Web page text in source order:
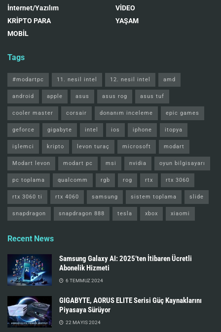
İnternet/Yazılım
KRİPTO PARA
MOBİL
VİDEO
YAŞAM
Tags
#modartpc 11. nesil intel 12. nesil intel amd
android apple asus asus rog asus tuf
cooler master corsair donanım inceleme epic games
geforce gigabyte intel ios iphone itopya
işlemci kripto levon turaç microsoft modart
Modart levon modart pc msi nvidia oyun bilgisayarı
pc toplama qualcomm rgb rog rtx rtx 3060
rtx 3060 ti rtx 4060 samsung sistem toplama slide
snapdragon snapdragon 888 tesla xbox xiaomi
Recent News
Samsung Galaxy AI: 2025’ten İtibaren Ücretli
Abonelik Hizmeti
6 TEMMUZ 2024
GIGABYTE, AORUS ELITE Serisi Güç Kaynaklarını
Piyasaya Sürüyor
22 MAYIS 2024